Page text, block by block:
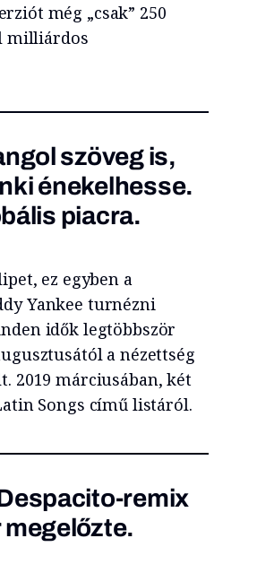
még „csak” 250
milliárdos
szöveg is,
énekelhesse.
piacra.
ez egyben a
Yankee turnézni
idők legtöbbször
a nézettség
2019 márciusában, két
Songs című listáról.
remix